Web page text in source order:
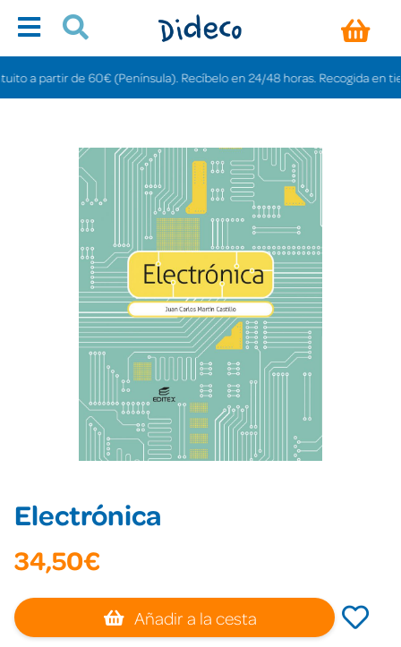
a partir de 60€ (Península). Recíbelo en 24/48 horas. Recogida en
Electrónica
34,50€
Añadir a la cesta